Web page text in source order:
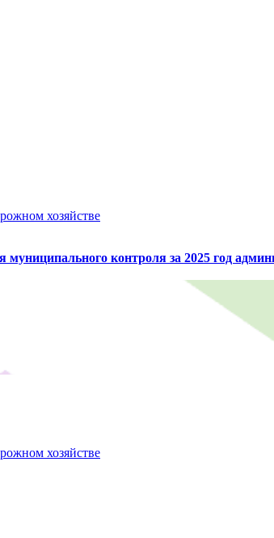
хозяйстве
контроля за 2025 год
хозяйстве